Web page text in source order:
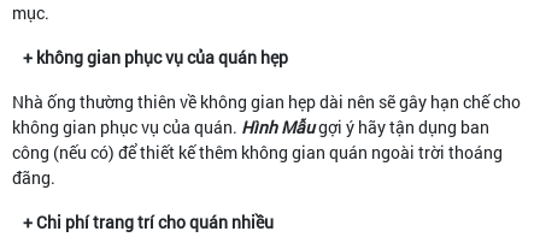
mục.
+ không gian phục vụ của quán hẹp
Nhà ống thường thiên về không gian hẹp dài nên sẽ gây hạn chế cho
không gian phục vụ của quán. Hình Mẫugợi ý hãy tận dụng ban
công (nếu có) để thiết kế thêm không gian quán ngoài trời thoáng
đãng.
+ Chi phí trang trí cho quán nhiều